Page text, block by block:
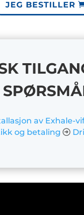
JEG BESTILLER
av Exhale-
og betaling